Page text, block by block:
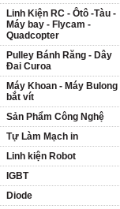
Linh Kiện RC - Ôtô -Tàu -
Máy bay - Flycam -
Quadcopter
Pulley Bánh Răng - Dây
Đai Curoa
Máy Khoan - Máy Bulong
bắt vít
Sản Phẩm Công Nghệ
Tự Làm Mạch in
Linh kiện Robot
IGBT
Diode